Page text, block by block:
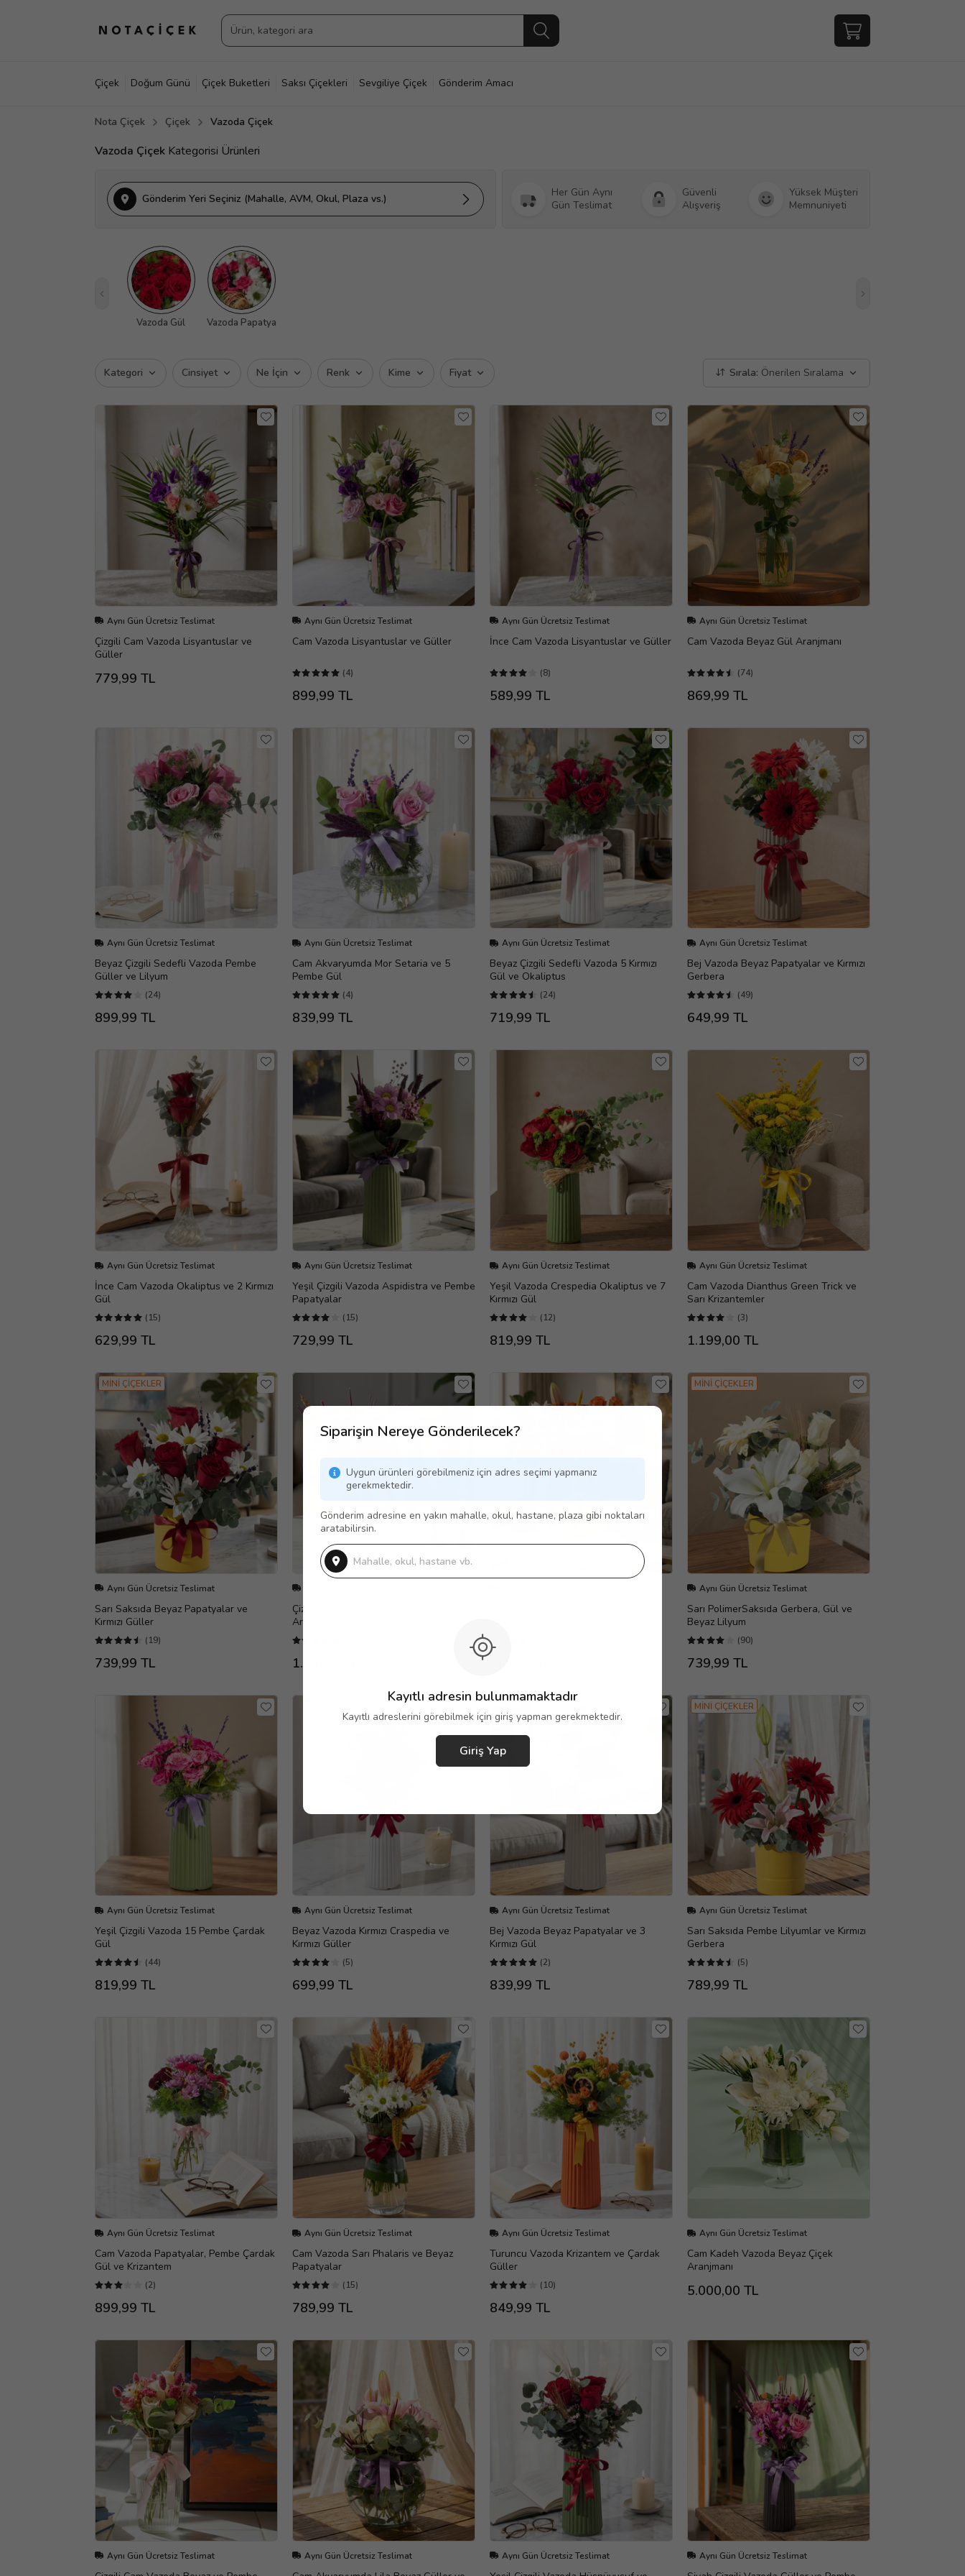
Çiçek Doğum Günü Çiçek Buketleri Saksı Çiçekleri Sevgiliye Çiçek Gönderim Amacı
Nota Çiçek Çiçek Vazoda Çiçek
Vazoda Çiçek Kategorisi Ürünleri
Gönderim Yeri Seçiniz (Mahalle, AVM, Okul, Plaza vs.)
Siparişin Nereye Gönderilecek?
Uygun ürünleri görebilmeniz için adres seçimi yapmanız
gerekmektedir.
Gönderim adresine en yakın mahalle, okul, hastane, plaza gibi noktaları
aratabilirsin.
Kayıtlı adresin bulunmamaktadır
Kayıtlı adreslerini görebilmek için giriş yapman gerekmektedir.
Giriş Yap
Her Gün Aynı
Gün Teslimat
Güvenli
Alışveriş
Yüksek Müşteri
Memnuniyeti
Vazoda Gül Vazoda Papatya
Kategori Cinsiyet Ne İçin Renk Kime Fiyat Sırala: Önerilen Sıralama
Aynı Gün Ücretsiz Teslimat
Çizgili Cam Vazoda Lisyantuslar ve
Güller
779,99 TL
Aynı Gün Ücretsiz Teslimat
Cam Vazoda Lisyantuslar ve Güller
(4)
899,99 TL
Aynı Gün Ücretsiz Teslimat
İnce Cam Vazoda Lisyantuslar ve Güller
(8)
589,99 TL
Aynı Gün Ücretsiz Teslimat
Cam Vazoda Beyaz Gül Aranjmanı
(74)
869,99 TL
Aynı Gün Ücretsiz Teslimat
Beyaz Çizgili Sedefli Vazoda Pembe
Güller ve Lilyum
(24)
899,99 TL
Aynı Gün Ücretsiz Teslimat
Cam Akvaryumda Mor Setaria ve 5
Pembe Gül
(4)
839,99 TL
Aynı Gün Ücretsiz Teslimat
Beyaz Çizgili Sedefli Vazoda 5 Kırmızı
Gül ve Okaliptus
(24)
719,99 TL
Aynı Gün Ücretsiz Teslimat
Bej Vazoda Beyaz Papatyalar ve Kırmızı
Gerbera
(49)
649,99 TL
Aynı Gün Ücretsiz Teslimat
İnce Cam Vazoda Okaliptus ve 2 Kırmızı
Gül
(15)
629,99 TL
Aynı Gün Ücretsiz Teslimat
Yeşil Çizgili Vazoda Aspidistra ve Pembe
Papatyalar
(15)
729,99 TL
Aynı Gün Ücretsiz Teslimat
Yeşil Vazoda Crespedia Okaliptus ve 7
Kırmızı Gül
(12)
819,99 TL
Aynı Gün Ücretsiz Teslimat
Cam Vazoda Dianthus Green Trick ve
Sarı Krizantemler
(3)
1.199,00 TL
MİNİ ÇİÇEKLER
Aynı Gün Ücretsiz Teslimat
Sarı Saksıda Beyaz Papatyalar ve
Kırmızı Güller
(19)
739,99 TL
Çizgili Cam Vazoda Turuncu Pembe Gül
Aranjmanı
1.349,00 TL
MİNİ ÇİÇEKLER
Aynı Gün Ücretsiz Teslimat
Sarı PolimerSaksıda Gerbera, Gül ve
Beyaz Lilyum
(90)
739,99 TL
Aynı Gün Ücretsiz Teslimat
Yeşil Çizgili Vazoda 15 Pembe Çardak
Gül
(44)
819,99 TL
Aynı Gün Ücretsiz Teslimat
Beyaz Vazoda Kırmızı Craspedia ve
Kırmızı Güller
(5)
699,99 TL
Aynı Gün Ücretsiz Teslimat
Bej Vazoda Beyaz Papatyalar ve 3
Kırmızı Gül
(2)
839,99 TL
MİNİ ÇİÇEKLER
Aynı Gün Ücretsiz Teslimat
Sarı Saksıda Pembe Lilyumlar ve Kırmızı
Gerbera
(5)
789,99 TL
Aynı Gün Ücretsiz Teslimat
Cam Vazoda Papatyalar, Pembe Çardak
Gül ve Krizantem
(2)
899,99 TL
Aynı Gün Ücretsiz Teslimat
Cam Vazoda Sarı Phalaris ve Beyaz
Papatyalar
(15)
789,99 TL
Aynı Gün Ücretsiz Teslimat
Turuncu Vazoda Krizantem ve Çardak
Güller
(10)
849,99 TL
Aynı Gün Ücretsiz Teslimat
Cam Kadeh Vazoda Beyaz Çiçek
Aranjmanı
5.000,00 TL
Aynı Gün Ücretsiz Teslimat Aynı Gün Ücretsiz Teslimat Aynı Gün Ücretsiz Teslimat Aynı Gün Ücretsiz Teslimat